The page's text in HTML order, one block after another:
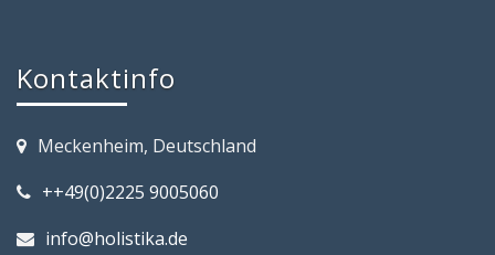
Kontaktinfo
Meckenheim, Deutschland
++49(0)2225 9005060
info@holistika.de